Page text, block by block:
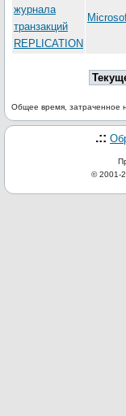
журнала
транзакций
REPLICATION
Общее время, затраченное
.::
© 2001-